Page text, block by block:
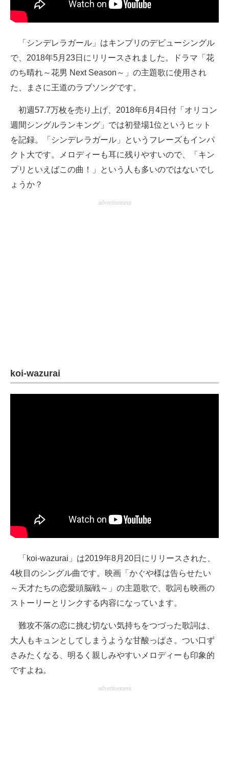
「シンデレラガール」はキンプリのデビューシングル
で、2018年5月23日にリリースされました。ドラマ「花
のち晴れ～花男 Next Season～」の主題歌に使用され
た、まさに王道のラブソングです。
初週57.7万枚を売り上げ、2018年6月4日付「オリコン
週間シングルランキング」では初登場1位というヒット
を記録。「シンデレラガール」というフレーズもインパ
クト大です。メロディーも耳に残りやすいので、「キン
プリといえばこの曲！」という人も多いのではないでし
ょうか？
advertisement
koi-wazurai
「koi-wazurai」は2019年8月20日にリリースされた、
4枚目のシングル曲です。映画「かぐや様は告らせたい
～天才たちの恋愛頭脳戦～」の主題歌で、歌詞も映画の
ストーリーとリンクする内容になっています。
難攻不落の恋に挑む切ない気持ちをつづった歌詞は、
大人もキュンとしてしまうような甘酸っぱさ。つい口ず
さみたくなる、明るく親しみやすいメロディーも印象的
ですよね。
advertisement